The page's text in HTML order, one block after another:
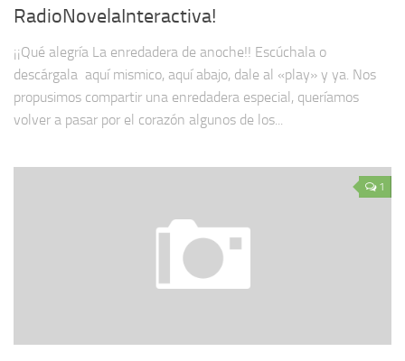
RadioNovelaInteractiva!
¡¡Qué alegría La enredadera de anoche!! Escúchala o
descárgala aquí mismico, aquí abajo, dale al «play» y ya. Nos
propusimos compartir una enredadera especial, queríamos
volver a pasar por el corazón algunos de los...
1